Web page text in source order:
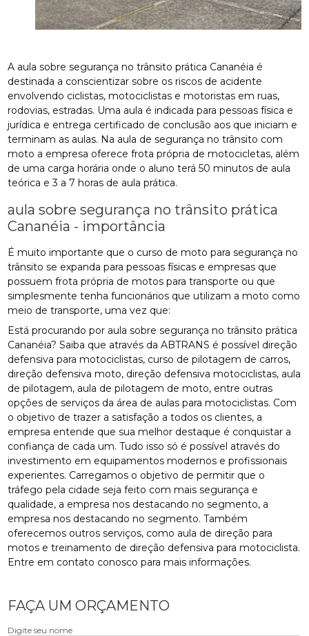
A aula sobre segurança no trânsito prática Cananéia é
destinada a conscientizar sobre os riscos de acidente
envolvendo ciclistas, motociclistas e motoristas em ruas,
rodovias, estradas. Uma aula é indicada para pessoas física e
jurídica e entrega certificado de conclusão aos que iniciam e
terminam as aulas. Na aula de segurança no trânsito com
moto a empresa oferece frota própria de motocicletas, além
de uma carga horária onde o aluno terá 50 minutos de aula
teórica e 3 a 7 horas de aula prática.
aula sobre segurança no trânsito prática
Cananéia - importância
É muito importante que o curso de moto para segurança no
trânsito se expanda para pessoas físicas e empresas que
possuem frota própria de motos para transporte ou que
simplesmente tenha funcionários que utilizam a moto como
meio de transporte, uma vez que:
Está procurando por aula sobre segurança no trânsito prática
Cananéia? Saiba que através da ABTRANS é possível direção
defensiva para motociclistas, curso de pilotagem de carros,
direção defensiva moto, direção defensiva motociclistas, aula
de pilotagem, aula de pilotagem de moto, entre outras
opções de serviços da área de aulas para motociclistas. Com
o objetivo de trazer a satisfação a todos os clientes, a
empresa entende que sua melhor destaque é conquistar a
confiança de cada um. Tudo isso só é possível através do
investimento em equipamentos modernos e profissionais
experientes. Carregamos o objetivo de permitir que o
tráfego pela cidade seja feito com mais segurança e
qualidade, a empresa nos destacando no segmento, a
empresa nos destacando no segmento. Também
oferecemos outros serviços, como aula de direção para
motos e treinamento de direção defensiva para motociclista.
Entre em contato conosco para mais informações.
FAÇA UM ORÇAMENTO
Digite seu nome